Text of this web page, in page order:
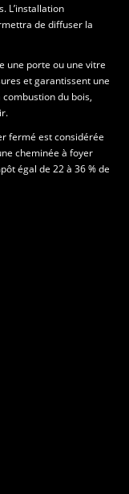
L’installation
de diffuser la
une porte ou une vitre
et garantissent une
du bois,
fermé est considérée
cheminée à foyer
égal de 22 à 36 % de